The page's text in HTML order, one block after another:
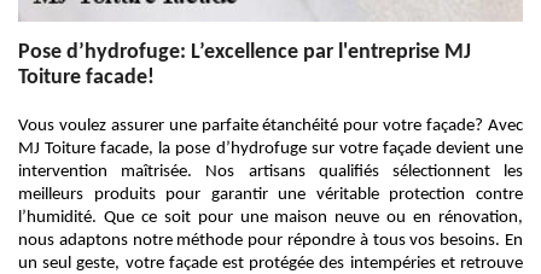
Pose d’hydrofuge: L’excellence par l'entreprise MJ
Toiture facade!
Vous voulez assurer une parfaite étanchéité pour votre façade? Avec
MJ Toiture facade, la pose d’hydrofuge sur votre façade devient une
intervention maîtrisée. Nos artisans qualifiés sélectionnent les
meilleurs produits pour garantir une véritable protection contre
l’humidité. Que ce soit pour une maison neuve ou en rénovation,
nous adaptons notre méthode pour répondre à tous vos besoins. En
un seul geste, votre façade est protégée des intempéries et retrouve